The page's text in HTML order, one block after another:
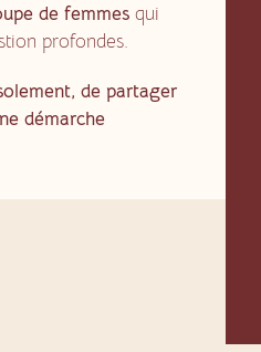
de femmes qui
profondes.
de partager
démarche